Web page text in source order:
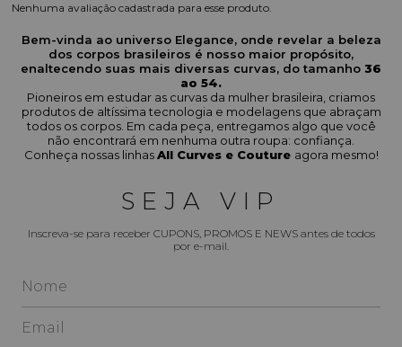
Nenhuma avaliação cadastrada para esse produto.
Bem-vinda ao universo Elegance, onde revelar a beleza
dos corpos brasileiros é nosso maior propósito,
enaltecendo suas mais diversas curvas, do tamanho 36
ao 54.
Pioneiros em estudar as curvas da mulher brasileira, criamos
produtos de altíssima tecnologia e modelagens que abraçam
todos os corpos. Em cada peça, entregamos algo que você
não encontrará em nenhuma outra roupa: confiança.
Conheça nossas linhasAll Curves e Couture agora mesmo!
SEJA VIP
Inscreva-se para receber CUPONS, PROMOS E NEWS antes de todos
por e-mail.